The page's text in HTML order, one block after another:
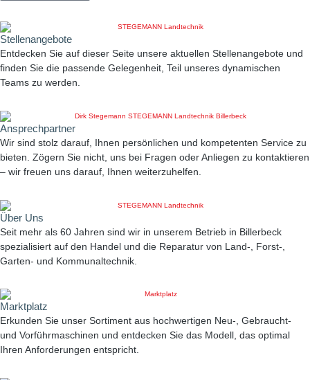
Stellenangebote
Entdecken Sie auf dieser Seite unsere aktuellen Stellenangebote und
finden Sie die passende Gelegenheit, Teil unseres dynamischen
Teams zu werden.
Ansprechpartner
Wir sind stolz darauf, Ihnen persönlichen und kompetenten Service zu
bieten. Zögern Sie nicht, uns bei Fragen oder Anliegen zu kontaktieren
– wir freuen uns darauf, Ihnen weiterzuhelfen.
Über Uns
Seit mehr als 60 Jahren sind wir in unserem Betrieb in Billerbeck
spezialisiert auf den Handel und die Reparatur von Land-, Forst-,
Garten- und Kommunaltechnik.
Marktplatz
Erkunden Sie unser Sortiment aus hochwertigen Neu-, Gebraucht-
und Vorführmaschinen und entdecken Sie das Modell, das optimal
Ihren Anforderungen entspricht.